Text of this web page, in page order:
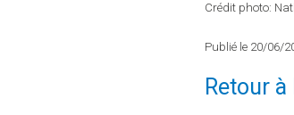
Crédit photo:
Publié le 20/06/
Retour